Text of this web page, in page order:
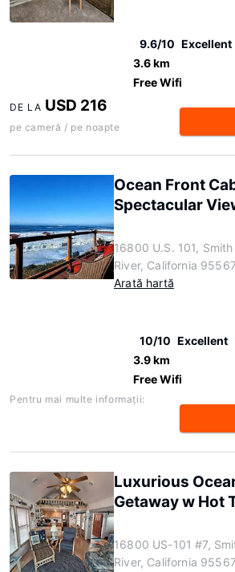
9.6/10 Excellent
3.6 km
Free Wifi
DE LA USD 216
pe cameră / pe noapte
Ocean Front
Spectacular
16800 U.S. 101, Smith
River, California
Arată hartă
10/10 Excellent
3.9 km
Free Wifi
Pentru mai multe informaţii:
Luxurious
Getaway w Hot
16800 US-101 #7,
River, California